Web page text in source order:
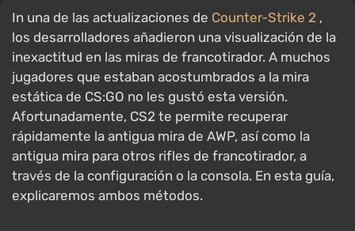
In una de las actualizaciones de Counter-Strike 2 ,
los desarrolladores añadieron una visualización de la
inexactitud en las miras de francotirador. A muchos
jugadores que estaban acostumbrados a la mira
estática de CS:GO no les gustó esta versión.
Afortunadamente, CS2 te permite recuperar
rápidamente la antigua mira de AWP, así como la
antigua mira para otros rifles de francotirador, a
través de la configuración o la consola. En esta guía,
explicaremos ambos métodos.